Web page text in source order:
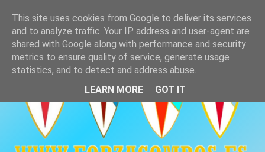
contenido
principal
This site uses cookies from Google to deliver its services
and to analyze traffic. Your IP address and user-agent are
shared with Google along with performance and security
metrics to ensure quality of service, generate usage
statistics, and to detect and address abuse.
LEARN MORE
GOT IT